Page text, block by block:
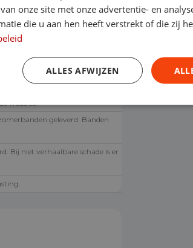
website.
geleverd. Banden
Bij niet verhaalbare schade is er
onze site met onze advertentie- en
die u aan hen heeft verstrekt of die zij
ALLES AFWIJZEN